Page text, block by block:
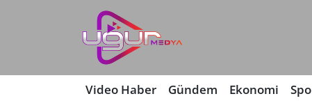
Video Haber Gündem Ekonomi
Nöbetçi Eczaneler
Hava Durumu